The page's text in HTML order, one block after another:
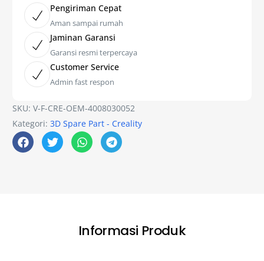
Pengiriman Cepat
Aman sampai rumah
Jaminan Garansi
Garansi resmi terpercaya
Customer Service
Admin fast respon
SKU:V-F-CRE-OEM-4008030052
Kategori:3D Spare Part - Creality
Informasi Produk